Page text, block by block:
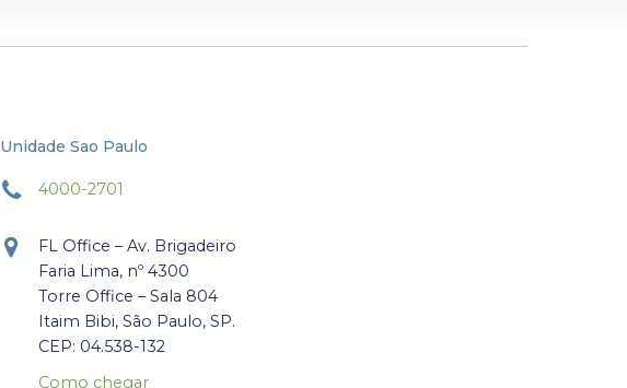
Unidade Sao Paulo
4000-2701
FL Office – Av. Brigadeiro
Faria Lima, nº 4300
Torre Office – Sala 804
Itaim Bibi, São Paulo, SP.
CEP: 04.538-132
Como chegar